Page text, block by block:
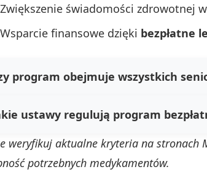
Zwiększenie świadomości zdrowotnej
Wsparcie finansowe dzięki bezpłatne
program obejmuje wszystkich
ustawy regulują program
weryfikuj aktualne kryteria na stronach
potrzebnych medykamentów.